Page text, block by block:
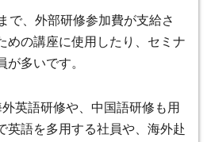
で、外部研修参加費が支給さ
めの講座に使用したり、セミナ
が多いです。
英語研修や、中国語研修も用
英語を多用する社員や、海外赴